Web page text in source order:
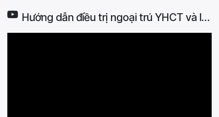
Hướng dẫn điều trị ngoại trú YHCT và làm bệnh án trạm y tế